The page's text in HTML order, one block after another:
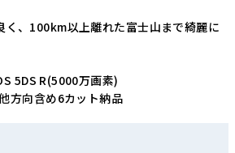
く、100km以上離れた富士山まで綺麗に
5DS R(5000万画素)
方向含め6カット納品